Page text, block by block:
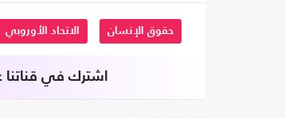
حقوق الإنسان الاتحاد الأوروبي
اشترك في قناتنا